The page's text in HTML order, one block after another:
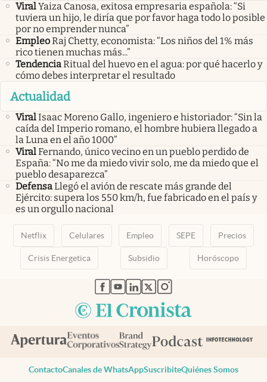
ViralYaiza Canosa, exitosa empresaria española: “Si
tuviera un hijo, le diría que por favor haga todo lo posible
por no emprender nunca”
EmpleoRaj Chetty, economista: “Los niños del 1% más
rico tienen muchas más...”
TendenciaRitual del huevo en el agua: por qué hacerlo y
cómo debes interpretar el resultado
Actualidad
ViralIsaac Moreno Gallo, ingeniero e historiador: “Sin la
caída del Imperio romano, el hombre hubiera llegado a
la Luna en el año 1000”
ViralFernando, único vecino en un pueblo perdido de
España: “No me da miedo vivir solo, me da miedo que el
pueblo desaparezca”
DefensaLlegó el avión de rescate más grande del
Ejército: supera los 550 km/h, fue fabricado en el país y
es un orgullo nacional
Netflix Celulares Empleo SEPE Precios
Crisis Energetica Subsidio Horóscopo
abre en nueva pestaña
abre en nueva pestaña
abre en nueva pestaña
abre en nueva pestaña
abre en nueva pestaña
ContactoCanales de WhatsAppSuscribiteQuiénes Somos